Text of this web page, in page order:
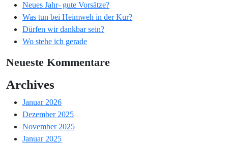
Neues Jahr- gute Vorsätze?
Was tun bei Heimweh in der Kur?
Dürfen wir dankbar sein?
Wo stehe ich gerade
Neueste Kommentare
Archives
Januar 2026
Dezember 2025
November 2025
Januar 2025